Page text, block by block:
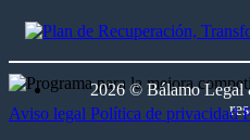
2026 © Bálamo Legal
Aviso legal Política de privacidad